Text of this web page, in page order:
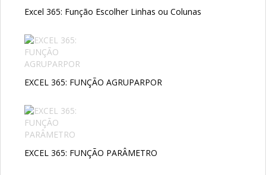
Excel 365: Função Escolher Linhas ou Colunas
EXCEL 365: FUNÇÃO AGRUPARPOR
EXCEL 365: FUNÇÃO PARÂMETRO